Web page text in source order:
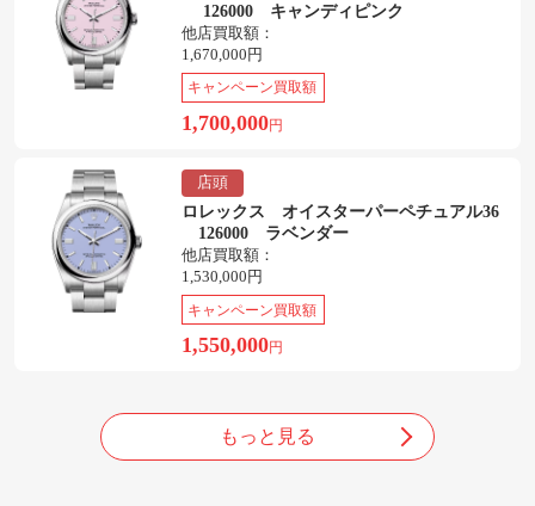
126000 キャンディピンク
他店買取額：
1,670,000円
キャンペーン買取額
1,700,000円
店頭
ロレックス オイスターパーペチュアル36
126000 ラベンダー
他店買取額：
1,530,000円
キャンペーン買取額
1,550,000円
もっと見る